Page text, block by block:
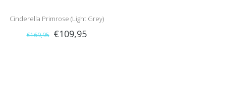
Cinderella Primrose (Light Grey)
€169,95 €109,95